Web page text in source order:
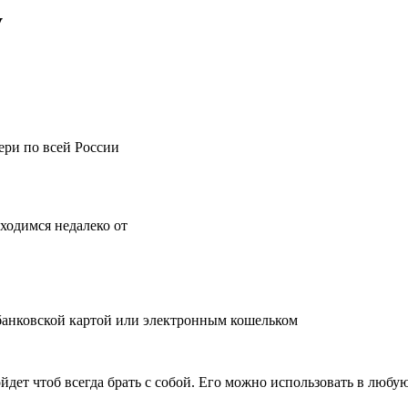
по всей России
недалеко от
картой или электронным кошельком
чтоб всегда брать с собой. Его можно использовать в